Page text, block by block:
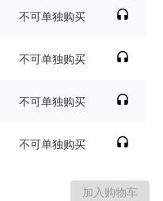
不可单独购买
不可单独购买
不可单独购买
不可单独购买